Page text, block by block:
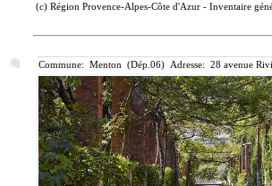
(c) Région Provence-Alpes-Côte d'Azur - Inventaire
Commune: Menton (Dép.06) Adresse: 28 avenue